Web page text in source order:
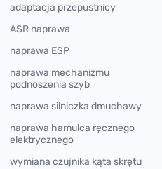
adaptacja przepustnicy
ASR naprawa
naprawa ESP
naprawa mechanizmu
podnoszenia szyb
naprawa silniczka dmuchawy
naprawa hamulca ręcznego
elektrycznego
wymiana czujnika kąta skrętu